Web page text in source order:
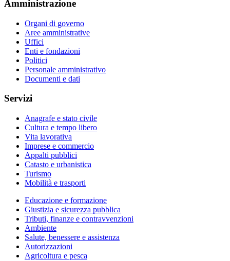
Amministrazione
Organi di governo
Aree amministrative
Uffici
Enti e fondazioni
Politici
Personale amministrativo
Documenti e dati
Servizi
Anagrafe e stato civile
Cultura e tempo libero
Vita lavorativa
Imprese e commercio
Appalti pubblici
Catasto e urbanistica
Turismo
Mobilità e trasporti
Educazione e formazione
Giustizia e sicurezza pubblica
Tributi, finanze e contravvenzioni
Ambiente
Salute, benessere e assistenza
Autorizzazioni
Agricoltura e pesca